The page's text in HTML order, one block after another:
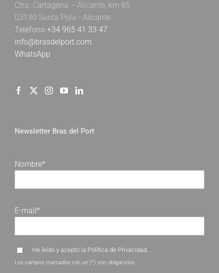
Ctra. Cartagena – Alicante, km 85
03130 Santa Pola - Alicante
Teléfono +34 965 41 33 47
info@brasdelport.com
WhatsApp
Newsletter Bras del Port
Nombre*
E-mail*
He leído y acepto la Política de Privacidad.
Los campos marcados con un (*) son obligatorios.